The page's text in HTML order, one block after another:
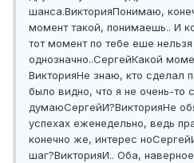
шанса.ВикторияПонимаю,
момент такой, понимаешь.. И
тот момент по тебе еше
однозначно..СергейКакой
ВикторияНе знаю, кто сделал
было видно, что я не очень-то
думаюСергейИ?ВикторияНе
успехах еженедельно, ведь
конечно же, интерес ноСергей
шаг?ВикторияИ.. Оба, наверное